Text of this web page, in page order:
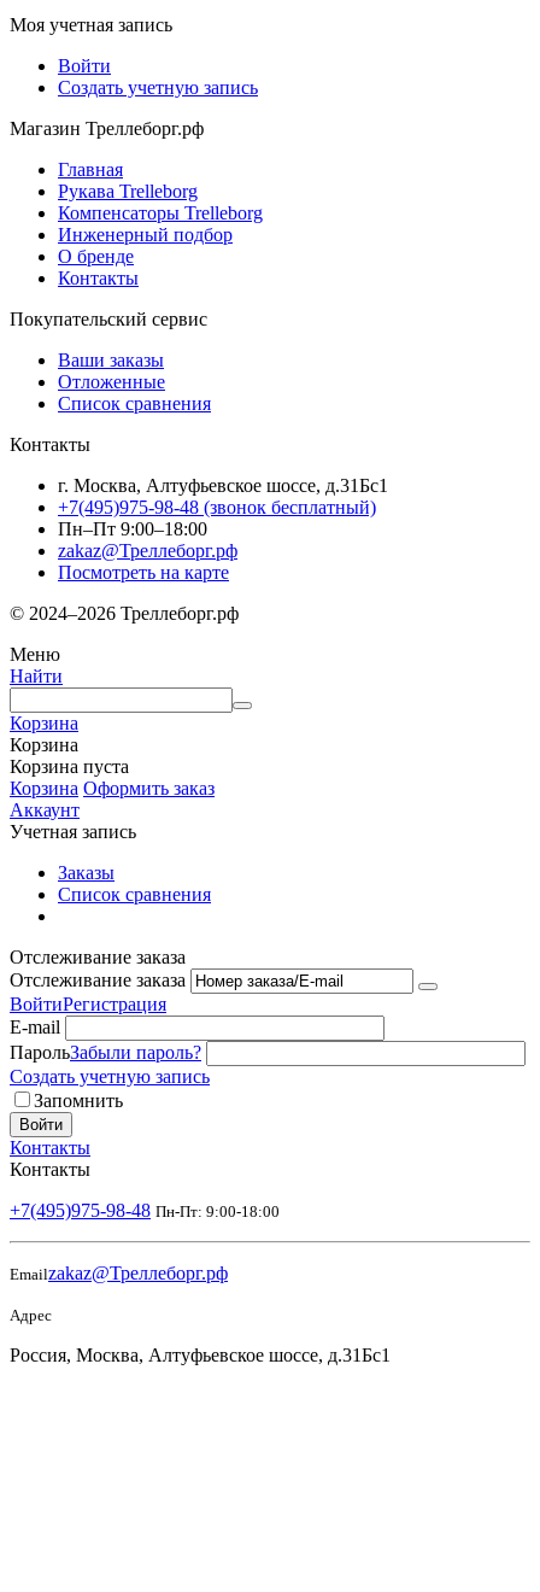
Моя учетная запись
Войти
Создать учетную запись
Магазин Треллеборг.рф
Главная
Рукава Trelleborg
Компенсаторы Trelleborg
Инженерный подбор
О бренде
Контакты
Покупательский сервис
Ваши заказы
Отложенные
Список сравнения
Контакты
г. Москва, Алтуфьевское шоссе, д.31Бс1
+7(495)975-98-48 (звонок бесплатный)
Пн–Пт 9:00–18:00
zakaz@Треллеборг.рф
Посмотреть на карте
© 2024–2026 Треллеборг.рф
Меню
Найти
Корзина
Корзина
Корзина пуста
Корзина Оформить заказ
Аккаунт
Учетная запись
Заказы
Список сравнения
Отслеживание заказа
Отслеживание заказа
ВойтиРегистрация
E-mail
ПарольЗабыли пароль?
Создать учетную запись
Запомнить
Войти
Контакты
Контакты
+7(495)975-98-48 Пн-Пт: 9:00-18:00
Emailzakaz@Треллеборг.рф
Адрес
Россия, Москва, Алтуфьевское шоссе, д.31Бс1